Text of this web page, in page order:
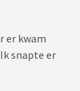
er kwam
snapte er